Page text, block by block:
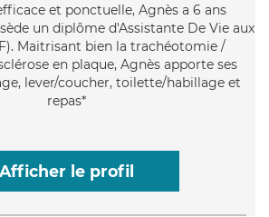
et ponctuelle, Agnès a 6 ans
un diplôme d'Assistante De Vie aux
Maitrisant bien la trachéotomie /
en plaque, Agnès apporte ses
lever/coucher, toilette/habillage et
repas*
Afficher le profil